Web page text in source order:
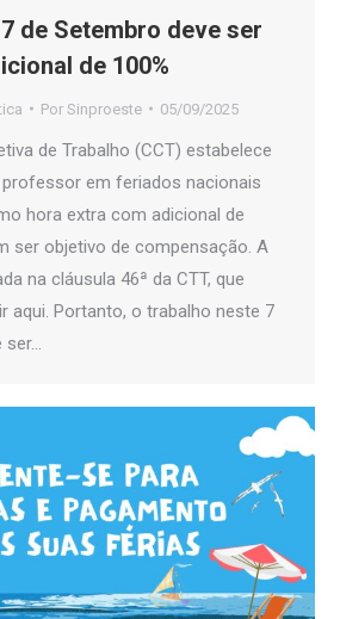
de Setembro deve ser
de 100%
Por Sinproeste 05/09/2025
de Trabalho (CCT) estabelece
em feriados nacionais
hora extra com adicional de
ser objetivo de compensação. A
na cláusula 46ª da CTT, que
aqui. Portanto, o trabalho neste 7